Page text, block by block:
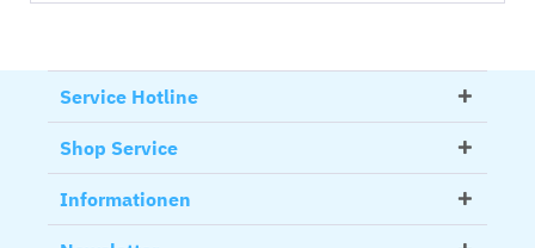
Service Hotline
Shop Service
Informationen